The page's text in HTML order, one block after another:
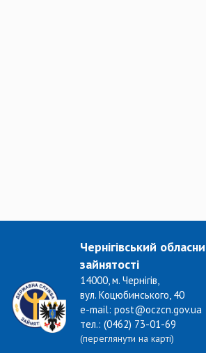
Чернігівський
зайнятості
14000, м. Чернігів,
вул. Коцюбинського, 40
e-mail: post@oczcn.gov.ua
тел.: (0462) 73-01-69
(переглянути на карті)